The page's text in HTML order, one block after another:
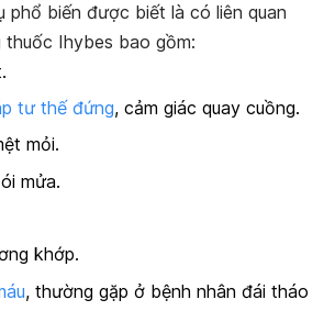
phổ biến được biết là có liên quan
Ihybes bao gồm:
tư thế đứng, cảm giác quay cuồng.
mỏi.
mửa.
khớp.
, thường gặp ở bệnh nhân đái tháo